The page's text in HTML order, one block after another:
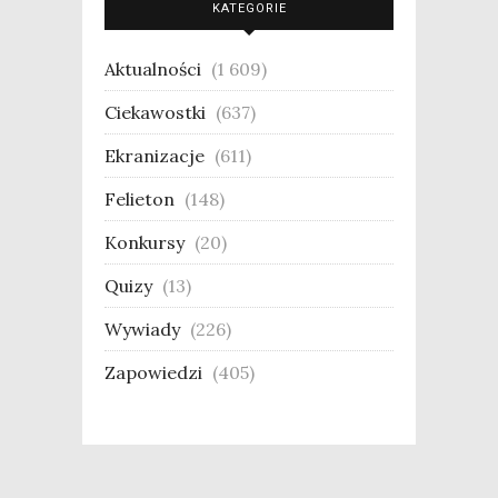
KATEGORIE
Aktualności (1 609)
Ciekawostki (637)
Ekranizacje (611)
Felieton (148)
Konkursy (20)
Quizy (13)
Wywiady (226)
Zapowiedzi (405)